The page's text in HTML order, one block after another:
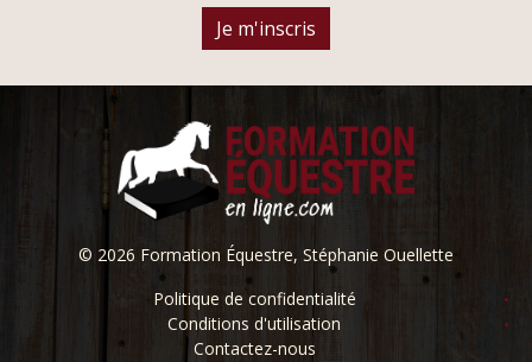
© 2026 Formation Équestre, Stéphanie Ouellette
Politique de confidentialité
Conditions d'utilisation
Contactez-nous